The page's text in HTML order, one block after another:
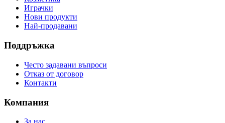
Играчки
Нови продукти
Най-продавани
Поддръжка
Често задавани въпроси
Отказ от договор
Контакти
Компания